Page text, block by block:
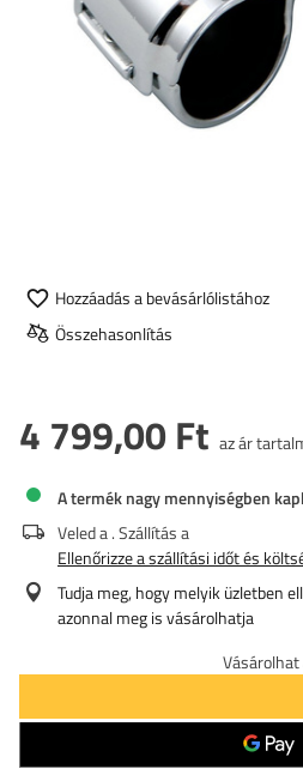
Hozzáadás a bevásárlólistához
Összehasonlítás
4 799,00 Ft az ár
A termék nagy mennyiségben
Veled a. Szállítás a
Ellenőrizze a szállítási időt és
Tudja meg, hogy melyik üzletben
azonnal meg is vásárolhatja
Vásárolhat